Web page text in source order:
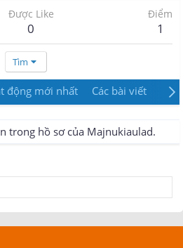
Được Like
0
Điểm
1
Tìm
động mới nhất Các bài viết
trong hồ sơ của Majnukiaulad.